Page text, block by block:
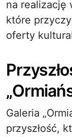
na realizację
które
oferty
Galeria
przyszłość,